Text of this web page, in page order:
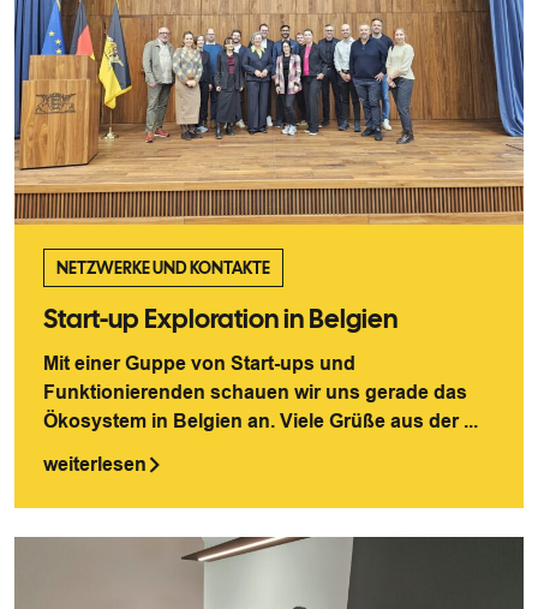
NETZWERKE UND KONTAKTE
Start-up Exploration in Belgien
Mit einer Guppe von Start-ups und
Funktionierenden schauen wir uns gerade das
Ökosystem in Belgien an. Viele Grüße aus der ...
weiterlesen